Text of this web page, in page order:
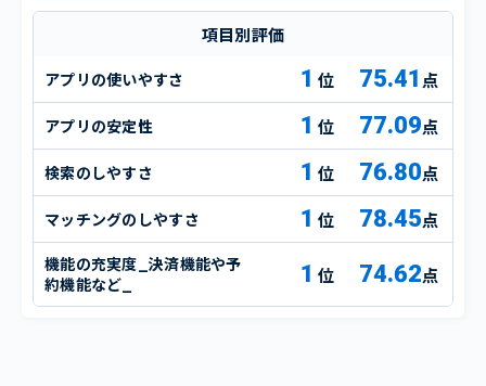
項目別評価
アプリの使いやすさ 1 75.41 点
アプリの安定性 1 77.09点
検索のしやすさ 1 76.80点
マッチングのしやすさ 1 78.45点
機能の充実度_決済機能や予
約機能など_
1 74.62点